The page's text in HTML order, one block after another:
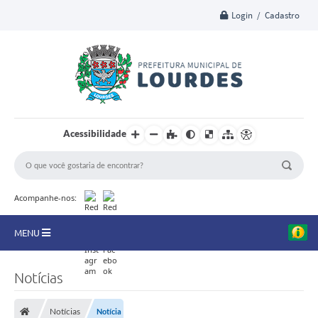
Login / Cadastro
Acessibilidade
Acompanhe-nos:
MENU
Notícias
Notícias Notícia